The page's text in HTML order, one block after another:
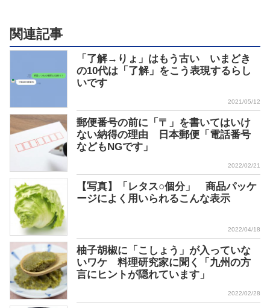
関連記事
「了解→りょ」はもう古い いまどき
の10代は「了解」をこう表現するらし
いです
2021/05/12
郵便番号の前に「〒」を書いてはいけ
ない納得の理由 日本郵便「電話番号
などもNGです」
2022/02/21
【写真】「レタス○個分」 商品パッケ
ージによく用いられるこんな表示
2022/04/18
柚子胡椒に「こしょう」が入っていな
いワケ 料理研究家に聞く「九州の方
言にヒントが隠れています」
2022/02/28